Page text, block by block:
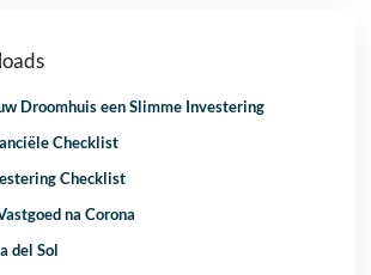
Droomhuis een Slimme Investering
Checklist
Checklist
na Corona
del Sol